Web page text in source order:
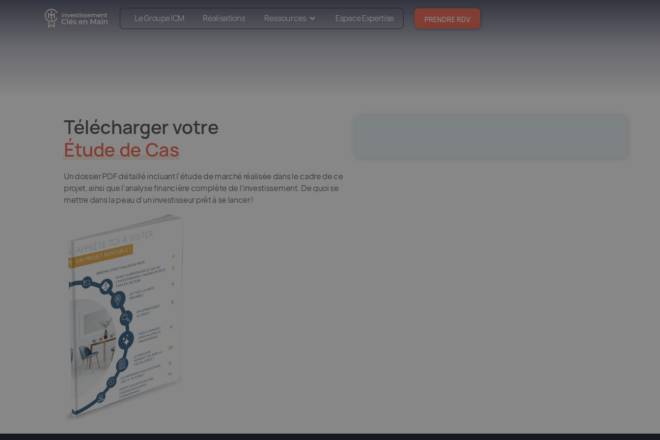
Le Groupe ICM Réalisations Ressources Espace Expertise PRENDRE RDV
Télécharger votre
Étude de Cas
Un dossier PDF détaillé incluant l'étude de marché réalisée dans le cadre de ce
projet, ainsi que l'analyse financière complète de l'investissement. De quoi se
mettre dans la peau d'un investisseur prêt à se lancer !